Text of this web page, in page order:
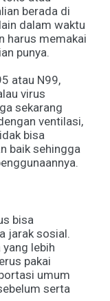
berada di
dalam waktu
harus memakai
punya.
atau N99,
virus
sekarang
ventilasi,
bisa
baik sehingga
bisa
jarak sosial.
lebih
pakai
umum
serta